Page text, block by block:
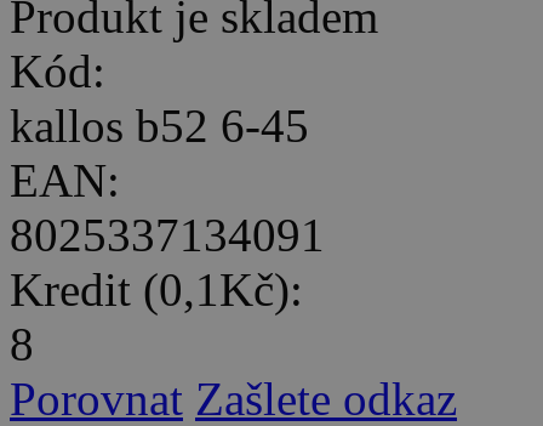
Produkt je skladem
Kód:
kallos b52 6-45
EAN:
8025337134091
Kredit (0,1Kč):
8
Porovnat Zašlete odkaz